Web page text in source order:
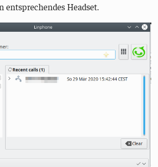
entsprechendes Headset.